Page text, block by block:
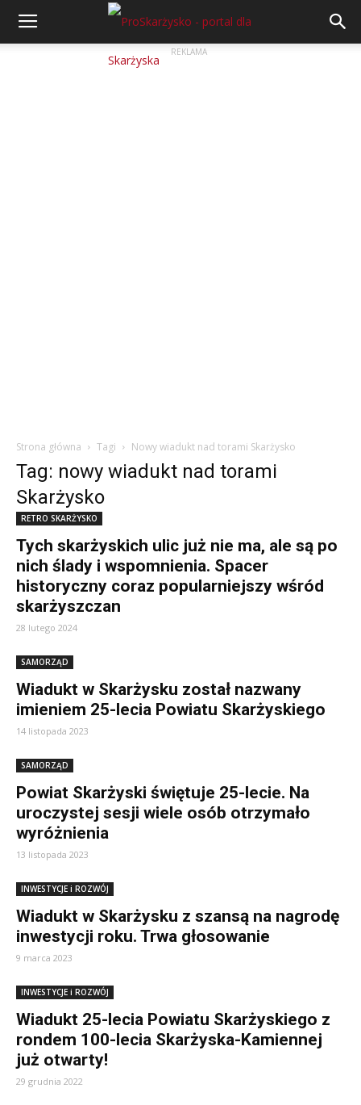
REKLAMA
Strona główna Tagi Nowy wiadukt nad torami Skarżysko
Tag: nowy wiadukt nad torami
Skarżysko
RETRO SKARŻYSKO
Tych skarżyskich ulic już nie ma, ale są po
nich ślady i wspomnienia. Spacer
historyczny coraz popularniejszy wśród
skarżyszczan
28 lutego 2024
SAMORZĄD
Wiadukt w Skarżysku został nazwany
imieniem 25-lecia Powiatu Skarżyskiego
14 listopada 2023
SAMORZĄD
Powiat Skarżyski świętuje 25-lecie. Na
uroczystej sesji wiele osób otrzymało
wyróżnienia
13 listopada 2023
INWESTYCJE i ROZWÓJ
Wiadukt w Skarżysku z szansą na nagrodę
inwestycji roku. Trwa głosowanie
9 marca 2023
INWESTYCJE i ROZWÓJ
Wiadukt 25-lecia Powiatu Skarżyskiego z
rondem 100-lecia Skarżyska-Kamiennej
już otwarty!
29 grudnia 2022